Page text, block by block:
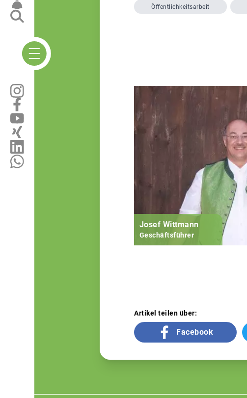
Öffentlichkeitsarbeit
Josef Wittmann
Geschäftsführer
Artikel teilen über:
Facebook